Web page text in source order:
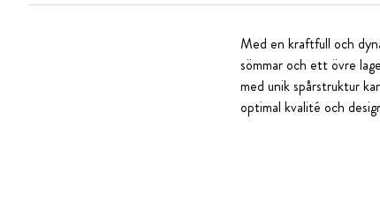
Med en kraftfull och
sömmar och ett övre
med unik spårstruktur
optimal kvalité och